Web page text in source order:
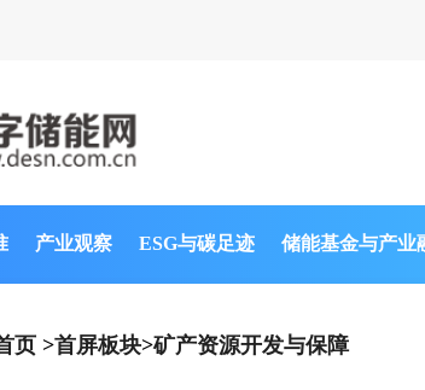
产业观察 ESG与碳足迹 储能基金与产业
页 >首屏板块>矿产资源开发与保障